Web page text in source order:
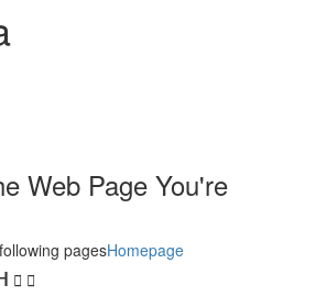
Web Page You're
pagesHomepage
 